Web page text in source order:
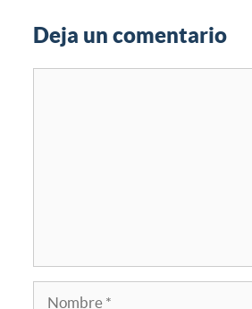
Deja un comentario